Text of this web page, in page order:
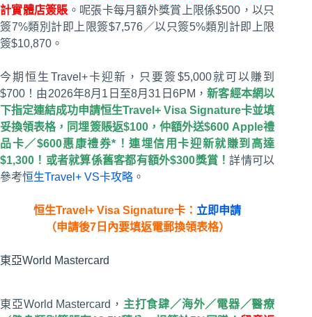
計實體店簽賬 。呢張卡每月額外獎賞上限係$500，以只
簽7%類別計即上限簽$7,576／以只簽5%類別計即上限
簽$10,870。
今期恒生Travel+卡迎新，只要簽$5,000就可以賺到
$700！由2026年8月1日至8月31日6PM，新客經本網以
下指定連結成功申請恒生Travel+ Visa Signature卡並填
妥換領表格，同埋簽賬返$100，仲額外送$600 Apple禮
品卡／$600惠康禮券*！連埋信用卡迎新就賺到高達
$1,300！或者就算係舊客都有額外$300獎賞！詳情可以
參考恒生Travel+ VS卡攻略 。
恒生Travel+ Visa Signature卡： 立即申請
（申請後7日內要填返電郵換領表格）
東亞World Mastercard
東亞World Mastercard， 主打食肆／海外／電器／醫療